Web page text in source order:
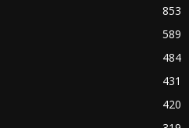
853
589
484
431
420